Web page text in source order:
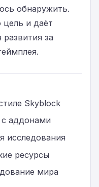
обнаружить.
и даёт
за
Skyblock
аддонами
исследования
ресурсы
мира